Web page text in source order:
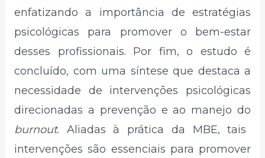
enfatizando a importância de estratégias
psicológicas para promover o bem-estar
desses profissionais. Por fim, o estudo é
concluído, com uma síntese que destaca a
necessidade de intervenções psicológicas
direcionadas a prevenção e ao manejo do
burnout. Aliadas à prática da MBE, tais
intervenções são essenciais para promover